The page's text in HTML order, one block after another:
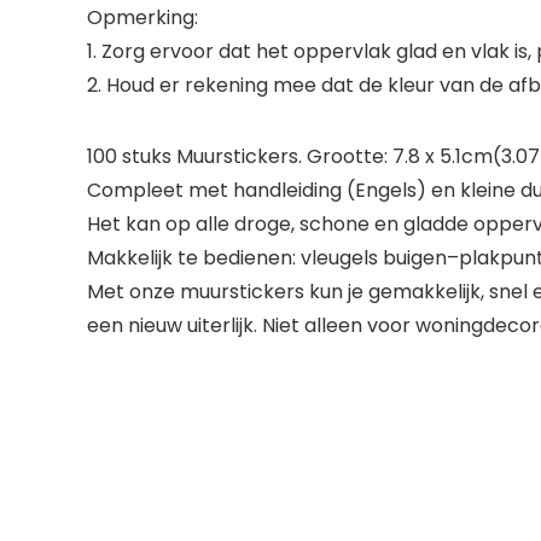
Opmerking:
1. Zorg ervoor dat het oppervlak glad en vlak
2. Houd er rekening mee dat de kleur van de
100 stuks Muurstickers. Grootte: 7.8 x 5.1cm(3.07
Compleet met handleiding (Engels) en kleine
Het kan op alle droge, schone en gladde
Makkelijk te bedienen: vleugels
Met onze muurstickers kun je gemakkelijk,
een nieuw uiterlijk. Niet alleen voor